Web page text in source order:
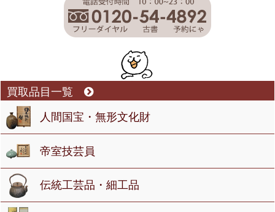
買取品目一覧
人間国宝・無形文化財
帝室技芸員
伝統工芸品・細工品